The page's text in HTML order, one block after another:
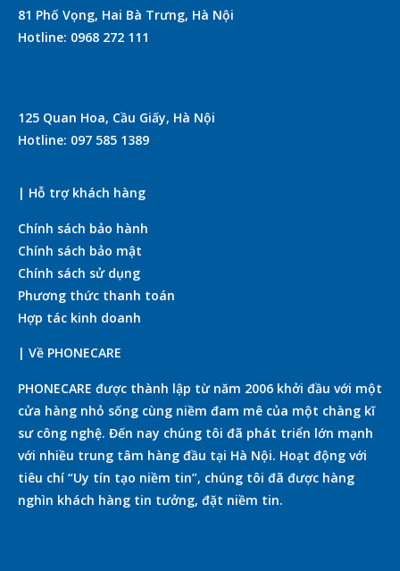
81 Phố Vọng, Hai Bà Trưng, Hà Nội
Hotline: 0968 272 111
125 Quan Hoa, Cầu Giấy, Hà Nội
Hotline: 097 585 1389
| Hỗ trợ khách hàng
Chính sách bảo hành
Chính sách bảo mật
Chính sách sử dụng
Phương thức thanh toán
Hợp tác kinh doanh
| Về PHONECARE
PHONECARE được thành lập từ năm 2006 khởi đầu với một
cửa hàng nhỏ sống cùng niềm đam mê của một chàng kĩ
sư công nghệ. Đến nay chúng tôi đã phát triển lớn mạnh
với nhiều trung tâm hàng đầu tại Hà Nội. Hoạt động với
tiêu chí “Uy tín tạo niềm tin”, chúng tôi đã được hàng
nghìn khách hàng tin tưởng, đặt niềm tin.